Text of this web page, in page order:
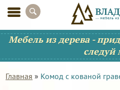
Мебель из дерева -
следуй
Главная » Комод с кованой